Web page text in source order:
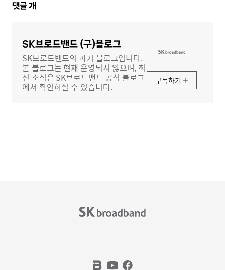
댓
댓글개
SK브로드밴드 (구)블로그
SK브로드밴드의 과거 블로그입니다.
본 블로그는 현재 운영되지 않으며, 최
신 소식은 SK브로드밴드 공식 블로그
에서 확인하실 수 있습니다.
구독하기